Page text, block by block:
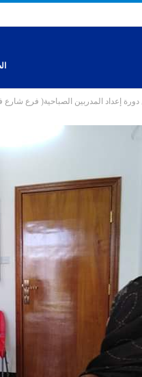
دورة إعداد المدربين الصباحية( فرع